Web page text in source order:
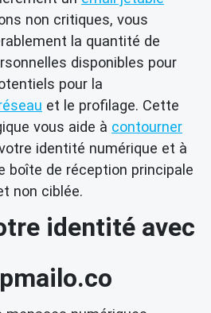
non critiques, vous
la quantité de
disponibles pour
pour la
et le profilage. Cette
vous aide à contourner
identité numérique et à
boîte de réception principale
non ciblée.
identité avec